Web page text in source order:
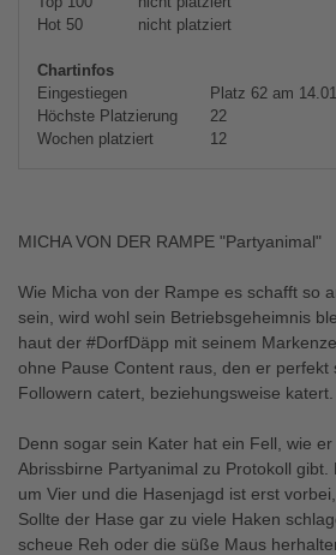
Hot 50
nicht platziert
Chartinfos
Eingestiegen
Platz 62 am
Höchste Platzierung
22
Wochen platziert
12
MICHA VON DER RAMPE "Partyanimal"
Wie Micha von der Rampe es schafft so
sein, wird wohl sein Betriebsgeheimnis
haut der #DorfDäpp mit seinem
ohne Pause Content raus, den er perfekt
Followern catert, beziehungsweise katert.
Denn sogar sein Kater hat ein Fell, wie
Abrissbirne Partyanimal zu Protokoll
um Vier und die Hasenjagd ist erst
Sollte der Hase gar zu viele Haken
scheue Reh oder die süße Maus